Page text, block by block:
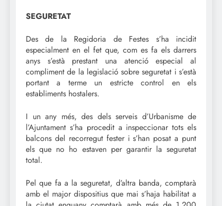
SEGURETAT
Des de la Regidoria de Festes s’ha incidit
especialment en el fet que, com es fa els darrers
anys s’està prestant una atenció especial al
compliment de la legislació sobre seguretat i s’està
portant a terme un estricte control en els
establiments hostalers.
I un any més, des dels serveis d’Urbanisme de
l’Ajuntament s’ha procedit a inspeccionar tots els
balcons del recorregut fester i s’han posat a punt
els que no ho estaven per garantir la seguretat
total.
Pel que fa a la seguretat, d’altra banda, comptarà
amb el major dispositius que mai s’haja habilitat a